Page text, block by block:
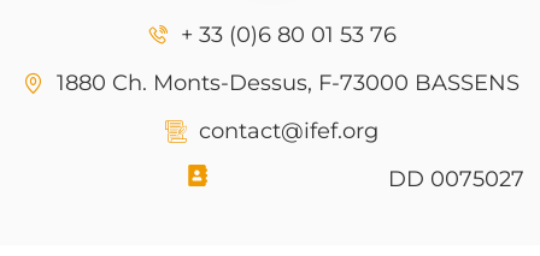
+ 33 (0)6 80 01 53 76
1880 Ch. Monts-Dessus, F-73000 BASSENS
contact@ifef.org
DD 0075027